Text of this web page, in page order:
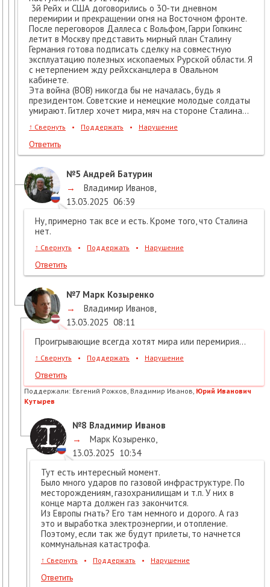
3й Рейх и США договорились о 30-ти дневном
перемирии и прекращении огня на Восточном фронте.
После переговоров Даллеса с Вольфом, Гарри Гопкинс
летит в Москву представить мирный план Сталину
Германия готова подписать сделку на совместную
эксплуатацию полезных ископаемых Рурской области. Я
с нетерпением жду рейхсканцлера в Овальном
кабинете.
Эта война (ВОВ) никогда бы не началась, будь я
президентом. Советские и немецкие молодые солдаты
умирают. Гитлер хочет мира, мяч на стороне Сталина...
↑ Свернуть • Поддержать • Нарушение
Ответить
№5 Андрей Батурин
→
Владимир Иванов
13.03.2025 06:39
Ну, примерно так все и есть. Кроме того, что Сталина
нет.
↑ Свернуть • Поддержать • Нарушение
Ответить
№7 Марк Козыренко
→
Владимир Иванов
13.03.2025 08:11
Проигрывающие всегда хотят мира или перемирия...
↑ Свернуть • Поддержать • Нарушение
Ответить
Поддержали: Евгений Рожков, Владимир Иванов, Юрий Иванович
Кутырев
№8 Владимир Иванов
→
Марк Козыренко
13.03.2025 10:34
Тут есть интересный момент.
Было много ударов по газовой инфраструктуре. По
месторождениям, газохранилищам и т.п. У них в
конце марта должен газ закончится.
Из Европы гнать? Его там немного и дорого. А газ
это и выработка электроэнергии, и отопление.
Поэтому, если так же будут прилеты, то начнется
коммунальная катастрофа.
↑ Свернуть • Поддержать • Нарушение
Ответить